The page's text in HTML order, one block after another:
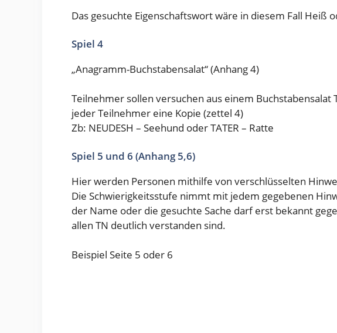
Das gesuchte Eigenschaftswort wäre in diesem Fall Heiß
Spiel 4
„Anagramm-Buchstabensalat“ (Anhang 4)
Teilnehmer sollen versuchen aus einem
jeder Teilnehmer eine Kopie (zettel 4)
Zb: NEUDESH – Seehund oder TATER – Ratte
Spiel 5 und 6 (Anhang 5,6)
Hier werden Personen mithilfe von verschlüsselten
Die Schwierigkeitsstufe nimmt mit jedem gegebenen
der Name oder die gesuchte Sache darf erst bekannt
allen TN deutlich verstanden sind.
Beispiel Seite 5 oder 6